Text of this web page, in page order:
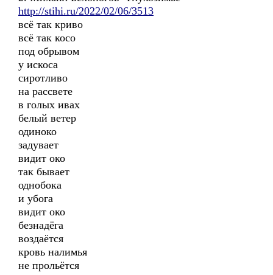
http://stihi.ru/2022/02/06/3513
всё так криво
всё так косо
под обрывом
у искоса
сиротливо
на рассвете
в голых ивах
белый ветер
одиноко
задувает
видит око
так бывает
однобока
и убога
видит око
безнадёга
воздаётся
кровь налимья
не прольётся